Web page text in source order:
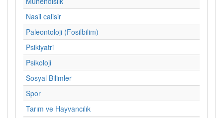
Nasil calisir
Paleontoloji (Fosilbilim)
Psikiyatri
Psikoloji
Sosyal Bilimler
Spor
Tarım ve Hayvancılık